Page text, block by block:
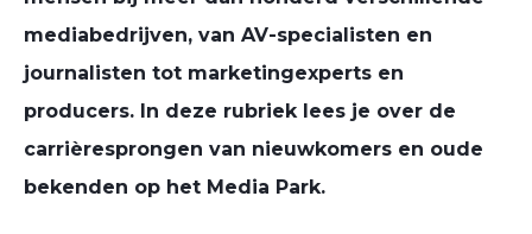
mediabedrijven, van AV-specialisten en
journalisten tot marketingexperts en
producers. In deze rubriek lees je over de
carrièresprongen van nieuwkomers en oude
bekenden op het Media Park.